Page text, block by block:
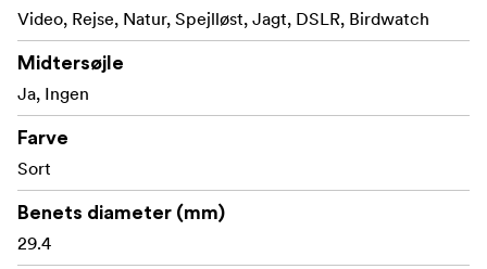
Udskiftelige gummifødder/pigge af rustfrit stål.
Skum på to ben
Hængekrogen fungerer også som unbrakonøgle.
Bemærk!
Maksimal højde med kun flad base er 145 cm.
Video, Rejse, Natur, Spejlløst, Jagt, DSLR, Birdwatch
Midtersøjle
Ja, Ingen
Farve
Sort
Benets diameter (mm)
29.4